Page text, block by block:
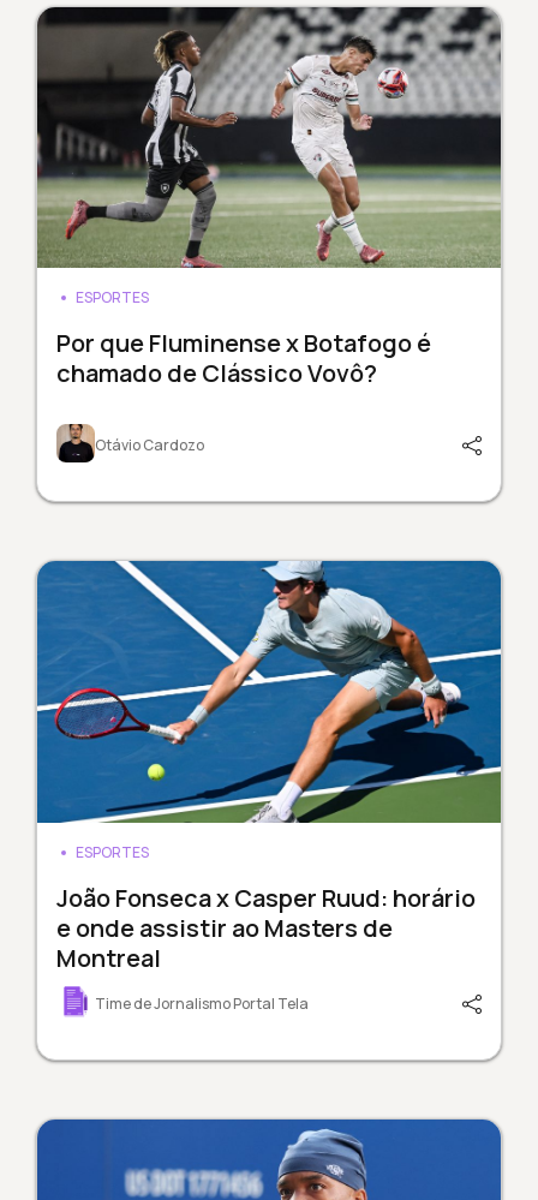
ESPORTES
Por que Fluminense x Botafogo é
chamado de Clássico Vovô?
Otávio Cardozo
ESPORTES
João Fonseca x Casper Ruud: horário
e onde assistir ao Masters de
Montreal
Time de Jornalismo Portal Tela